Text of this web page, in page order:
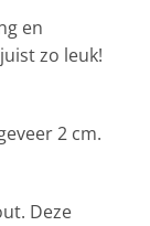
en
zo leuk!
2 cm.
Deze